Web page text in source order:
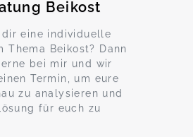
Beikost
dir eine individuelle
Thema Beikost? Dann
bei mir und wir
Termin, um eure
zu analysieren und
für euch zu